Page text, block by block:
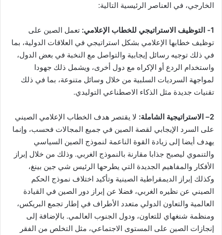
الخارجي، في العناصر الرئيسية التالية:
1- التوظيف الاستراتيجي للخطاب الإعلامي:
تعمل الصين على
توظيف خطابها الإعلامي بشكل استراتيجي في العلاقات الدولية، بما
في ذلك توجيه رسائل إيجابية والتواصل مع النخبة في بعض الدول،
واستخدام الردع أو الإكراه مع دول أخرى، ويشمل ذلك جهودا
لمواجهة السرديات السلبية من خلال وسائل متنوعة، بما في ذلك
تقنيات جديدة مثل الذكاء الاصطناعي التوليدي.
2– الاستراتيجية الشاملة: لا يقتصر هدف الخطاب الإعلامي الصيني
على السرد الإيجابي لقصة الصين في جميع المجالات فحسب، وإنما
يهدف أيضا إلى زيادة القوة الناعمة لنموذج الصين السياسي
والتنموي ليصبح جذابا مقارنة بالنموذج الغربي. وذلك من خلال إبراز
الأفكار والمفاهيم الجديدة التي يطرحها الرئيس شي جين بينغ،
وكذلك إبراز الديمقراطية الصينية وتأكيد اختلاف نموذج الحكم
الصيني عن نظيره الغربي، فضلا عن إبراز دور الصين في القيادة
العالمية والتعاون الدولي متعدد الأطراف في إطار تجمع البريكس،
ومنظمة شنغهاي للتعاون، ودول الجنوب العالمي. بالإضافة إلى
إنجازات الصين على المستوى الاجتماعي، مثل التخلص من الفقر